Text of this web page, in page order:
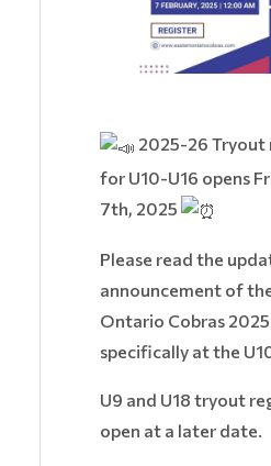
2025-26
for U10-U16 opens
7th, 2025
Please read the
announcement of
Ontario Cobras
specifically at the
U9 and U18 tryout
open at a later date.